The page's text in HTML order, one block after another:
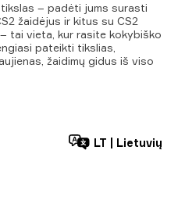
– padėti jums surasti
žaidėjus ir kitus su CS2
tai vieta, kur rasite kokybiško
pateikti tikslias,
žaidimų gidus iš viso
LT Lietuvių